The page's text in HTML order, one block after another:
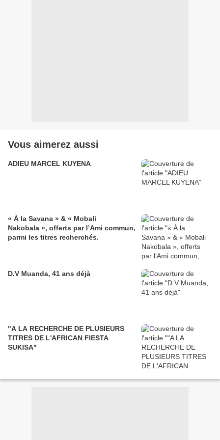
Vous aimerez aussi
ADIEU MARCEL KUYENA
« À la Savana » & « Mobali
Nakobala », offerts par l’Ami commun,
parmi les titres recherchés.
D.V Muanda, 41 ans déjà
"A LA RECHERCHE DE PLUSIEURS
TITRES DE L'AFRICAN FIESTA
SUKISA"